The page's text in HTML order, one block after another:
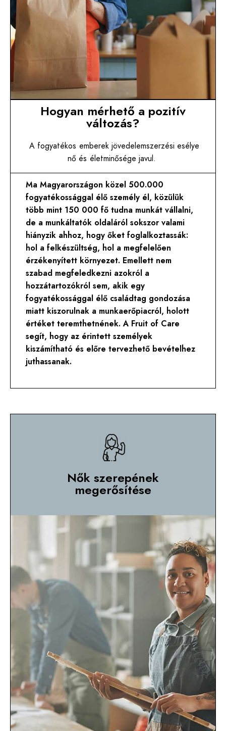
Hogyan mérhető a pozitív
változás?
A fogyatékos emberek jövedelemszerzési esélye
nő és életminősége javul.
Ma Magyarországon közel 500.000
fogyatékossággal élő személy él, közülük
több mint 150 000 fő tudna munkát vállalni,
de a munkáltatók oldaláról sokszor valami
hiányzik ahhoz, hogy őket foglalkoztassák:
hol a felkészültség, hol a megfelelően
érzékenyített környezet. Emellett nem
szabad megfeledkezni azokról a
hozzátartozókról sem, akik egy
fogyatékossággal élő családtag gondozása
miatt kiszorulnak a munkaerőpiacról, holott
értéket teremthetnének. A Fruit of Care
segít, hogy az érintett személyek
kiszámítható és előre tervezhető bevételhez
juthassanak.
Nők szerepének
megerősítése